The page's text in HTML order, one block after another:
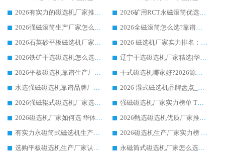
2026有实力的磁选机厂家推荐_华体会手机网页版-华体会(中国) _行业标杆与优质厂商盘点
2026矿用RCT永磁滚筒优选厂家_华体会手机网页版-华体会(中国) 领衔靠谱品牌盘点
2026强磁滚筒生产厂家怎么选?行业口碑推荐华体会手机网页版-华体会(中国)
2026全磁滚筒怎么选?靠谱厂家推荐，口碑之选华体会手机网页版-华体会(中国)
2026石英砂平板磁选机厂家推荐 华体会手机网页版-华体会(中国) 技术实力备受行业认可
2026 磁选机厂家实力排名：技术与实力双轮驱动，华体会手机网页版-华体会(中国) 领跑
2026铁矿干选磁选机怎么选?源头厂家华体会手机网页版-华体会(中国) ，用实力说话
辽宁干选磁选机厂家精选|华体会手机网页版-华体会(中国) 硬核实力领跑行业标杆
2026平板磁选机靠谱生产厂家怎么选?行业标杆华体会手机网页版-华体会(中国) ，凭硬实力脱颖而出
干式磁选机哪家好?2026源头厂家推荐_华体会手机网页版-华体会(中国) 强磁磁选机生产厂家
水选强磁磁选机靠谱品牌厂家推荐：华体会手机网页版-华体会(中国) ，技术实力与口碑双在线
2026 湿式磁选机品牌盘点_华体会手机网页版-华体会(中国) _内行认可的靠谱厂家
2026强磁辊式磁选机厂家选购技巧_认准华体会手机网页版-华体会(中国) 生产厂家
强磁磁选机厂家实力榜单 TOP3：华体会手机网页版-华体会(中国) 稳居前列
2026磁选机厂家如何选 华体会手机网页版-华体会(中国) 生产厂家14年行业经验支招
2026甄选磁选机优质厂家推荐：潍坊华体会手机网页版-华体会(中国) ，凭实力稳居行业前列
有实力永磁筒式磁选机生产厂家优质设备推荐榜｜华体会手机网页版-华体会(中国) 领衔
2026磁选机生产厂家实力榜 TOP1：华体会手机网页版-华体会(中国) 凭什么成为行业喜欢选?
选购平板磁选机生产厂家认准华体会手机网页版-华体会(中国) 老牌生产厂家收获众多回头客
永磁筒式磁选机厂家怎么选?14 年老厂华体会手机网页版-华体会(中国) 凭实力出圈，这 5 大优势太圈粉